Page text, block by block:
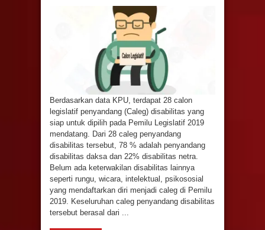
Berdasarkan data KPU, terdapat 28 calon
legislatif penyandang (Caleg) disabilitas yang
siap untuk dipilih pada Pemilu Legislatif 2019
mendatang. Dari 28 caleg penyandang
disabilitas tersebut, 78 % adalah penyandang
disabilitas daksa dan 22% disabilitas netra.
Belum ada keterwakilan disabilitas lainnya
seperti rungu, wicara, intelektual, psikososial
yang mendaftarkan diri menjadi caleg di Pemilu
2019. Keseluruhan caleg penyandang disabilitas
tersebut berasal dari ...